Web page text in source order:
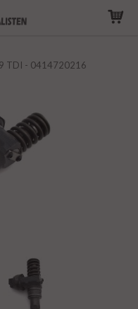
TDI - 0414720216